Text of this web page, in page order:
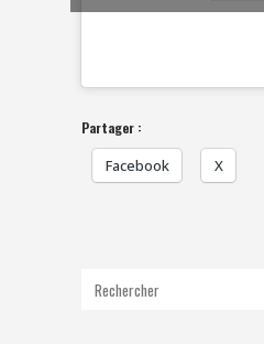
Partager :
Facebook X